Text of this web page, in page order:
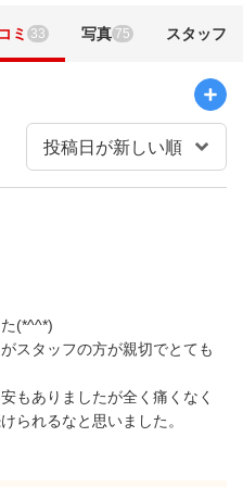
ミ 33 写真 75 スタッフ
(*^^*)
スタッフの方が親切でとても
もありましたが全く痛くなく
られるなと思いました。